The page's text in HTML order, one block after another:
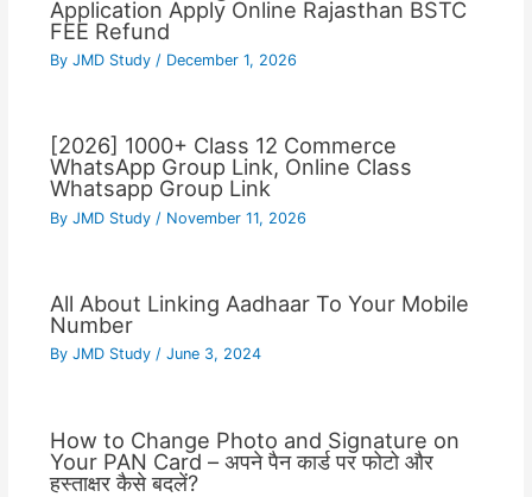
Application Apply Online Rajasthan BSTC
FEE Refund
By JMD Study / December 1, 2026
[2026] 1000+ Class 12 Commerce
WhatsApp Group Link, Online Class
Whatsapp Group Link
By JMD Study / November 11, 2026
All About Linking Aadhaar To Your Mobile
Number
By JMD Study / June 3, 2024
How to Change Photo and Signature on
Your PAN Card – अपने पैन कार्ड पर फोटो और
हस्ताक्षर कैसे बदलें?